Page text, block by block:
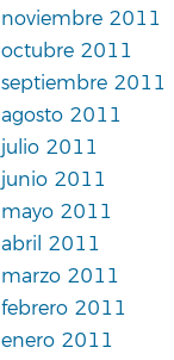
noviembre 2011
octubre 2011
septiembre 2011
agosto 2011
julio 2011
junio 2011
mayo 2011
abril 2011
marzo 2011
febrero 2011
enero 2011